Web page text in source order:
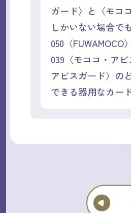
ガード〉と〈モコ
しかいない場合で
050〈
039〈モココ・ア
アビスガード〉の
できる器用なカー